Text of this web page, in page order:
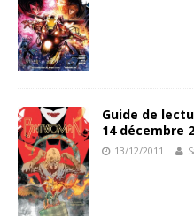
Guide de
14 décembre
13/12/2011